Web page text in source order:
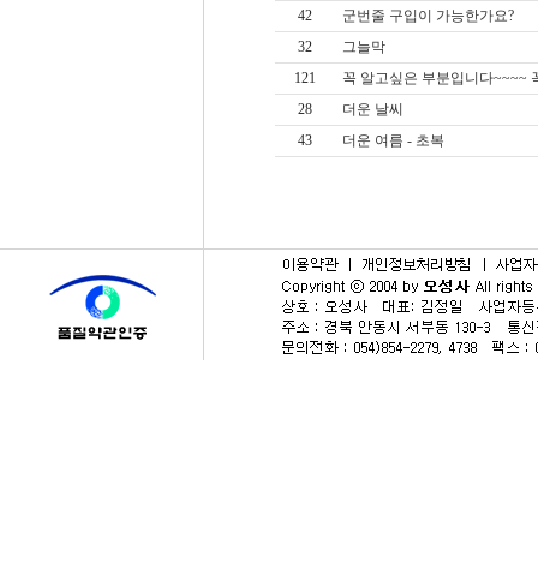
42
군번줄 구입이 가능한가요?
32
그늘막
121
꼭 알고싶은 부분입니다~~~~
28
더운 날씨
43
더운 여름 - 초복